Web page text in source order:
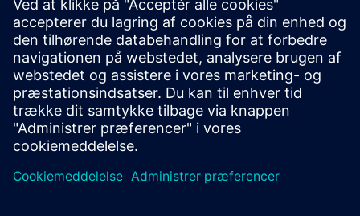
Deltag i gratis ekspertledede webinarer, behersk
komplekse emner med vores ekspertvejledninger og
PRO-tips-instruktionsvideoer, og få eksklusiv adgang
til Siemens' PRO-noter for den nyeste brancheindsigt.